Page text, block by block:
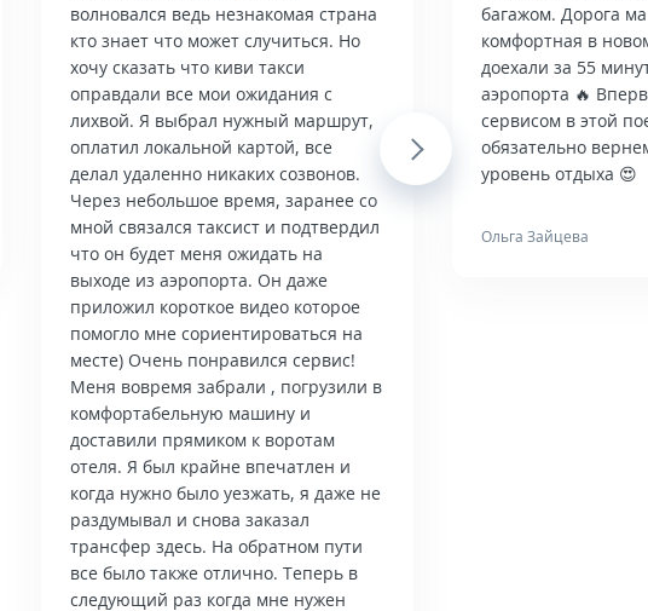
волновался ведь незнакомая страна
кто знает что может случиться. Но
хочу сказать что киви такси
оправдали все мои ожидания с
лихвой. Я выбрал нужный маршрут,
оплатил локальной картой, все
делал удаленно никаких созвонов.
Через небольшое время, заранее со
мной связался таксист и подтвердил
что он будет меня ожидать на
выходе из аэропорта. Он даже
приложил короткое видео которое
помогло мне сориентироваться на
месте) Очень понравился сервис!
Меня вовремя забрали , погрузили в
комфортабельную машину и
доставили прямиком к воротам
отеля. Я был крайне впечатлен и
когда нужно было уезжать, я даже не
раздумывал и снова заказал
трансфер здесь. На обратном пути
все было также отлично. Теперь в
следующий раз когда мне нужен
багажом. Дорога
комфортная в
доехали за 55
аэропорта 🔥
сервисом в этой
обязательно
уровень отдыха 😍
Ольга Зайцева
Next